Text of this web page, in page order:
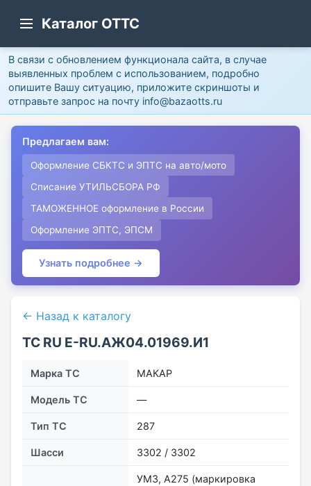
Каталог ОТТС
В связи с обновлением функционала сайта, в случае
выявленных проблем с использованием, подробно
опишите Вашу ситуацию, приложите скриншоты и
отправьте запрос на почту info@bazaotts.ru
Предлагаем вам:
Оформление СБКТС и ЭПТС на авто/мото
Списание УТИЛЬСБОРА РФ
ТАМОЖЕННОЕ оформление в России
Оформление ЭПТС, ЭПСМ
Узнать подробнее →
← Назад к каталогу
ТС RU Е-RU.АЖ04.01969.И1
Марка ТС МАКАР
Модель ТС —
Тип ТС 287
Шасси 3302 / 3302
УМЗ, А275 (маркировка